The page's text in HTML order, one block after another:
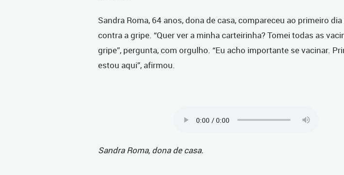
Sandra Roma, 64 anos, dona de casa, compareceu ao primeiro
contra a gripe. “Quer ver a minha carteirinha? Tomei todas as
gripe”, pergunta, com orgulho. “Eu acho importante se vacinar.
estou aqui”, afirmou.
Sandra Roma, dona de casa.